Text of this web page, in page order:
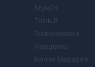
Style24
Think.it
Tuobenessere
Viaggiamo
Nonne Magazine